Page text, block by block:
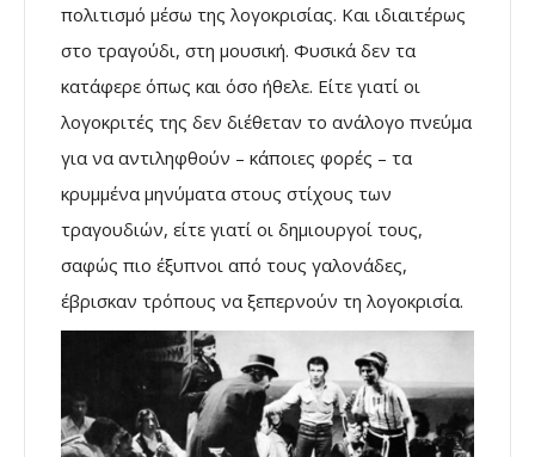
πολιτισμό μέσω της λογοκρισίας. Και ιδιαιτέρως
στο τραγούδι, στη μουσική. Φυσικά δεν τα
κατάφερε όπως και όσο ήθελε. Είτε γιατί οι
λογοκριτές της δεν διέθεταν το ανάλογο πνεύμα
για να αντιληφθούν – κάποιες φορές – τα
κρυμμένα μηνύματα στους στίχους των
τραγουδιών, είτε γιατί οι δημιουργοί τους,
σαφώς πιο έξυπνοι από τους γαλονάδες,
έβρισκαν τρόπους να ξεπερνούν τη λογοκρισία.